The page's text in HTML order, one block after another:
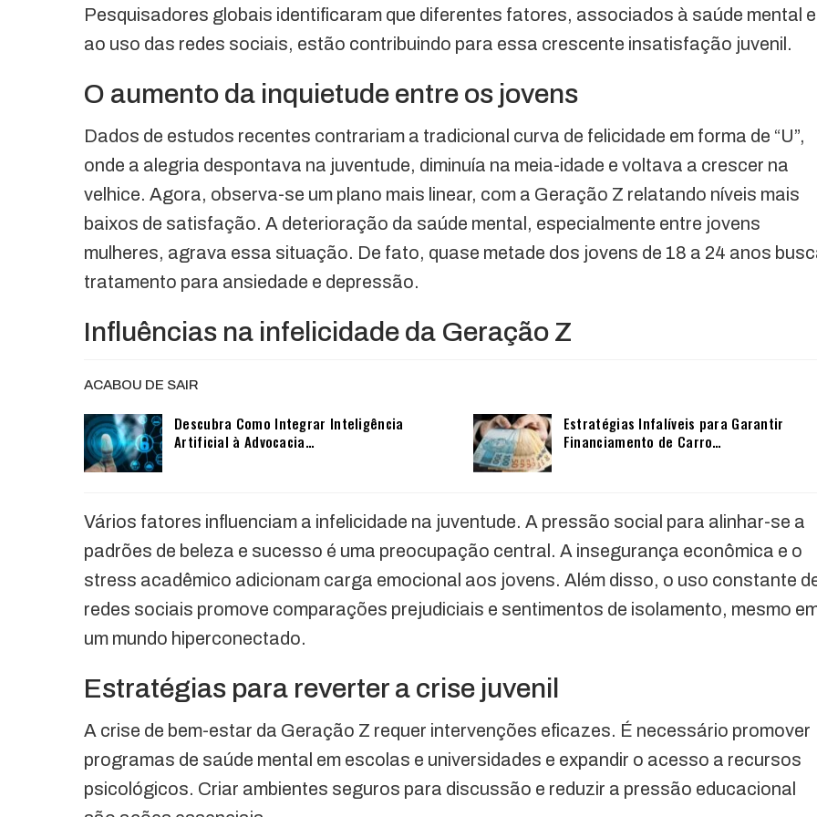
Pesquisadores globais identificaram que diferentes fatores, associados à saúde mental e
ao uso das redes sociais, estão contribuindo para essa crescente insatisfação juvenil.
O aumento da inquietude entre os jovens
Dados de estudos recentes contrariam a tradicional curva de felicidade em forma de “U”,
onde a alegria despontava na juventude, diminuía na meia-idade e voltava a crescer na
velhice. Agora, observa-se um plano mais linear, com a Geração Z relatando níveis mais
baixos de satisfação. A deterioração da saúde mental, especialmente entre jovens
mulheres, agrava essa situação. De fato, quase metade dos jovens de 18 a 24 anos
tratamento para ansiedade e depressão.
Influências na infelicidade da Geração Z
ACABOU DE SAIR
Descubra Como Integrar Inteligência
Artificial à Advocacia…
Estratégias Infalíveis para Garantir
Financiamento de Carro…
Vários fatores influenciam a infelicidade na juventude. A pressão social para alinhar-se a
padrões de beleza e sucesso é uma preocupação central. A insegurança econômica e o
stress acadêmico adicionam carga emocional aos jovens. Além disso, o uso constante
redes sociais promove comparações prejudiciais e sentimentos de isolamento, mesmo
um mundo hiperconectado.
Estratégias para reverter a crise juvenil
A crise de bem-estar da Geração Z requer intervenções eficazes. É necessário promover
programas de saúde mental em escolas e universidades e expandir o acesso a recursos
psicológicos. Criar ambientes seguros para discussão e reduzir a pressão educacional